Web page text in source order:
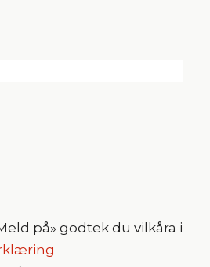
på» godtek du vilkåra i